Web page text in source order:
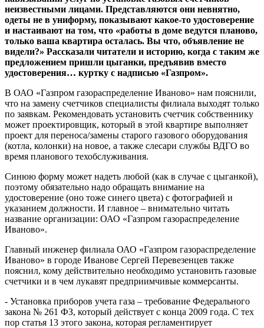
неизвестными лицами. Представляются они невнятно,
одеты не в униформу, показывают какое-то удостоверение
и настаивают на том, что «работы в доме ведутся планово,
только ваша квартира осталась. Вы что, объявление не
видели?» Рассказали читатели и историю, когда с таким же
предложением пришли цыганки, предъявив вместо
удостоверения… куртку с надписью «Газпром».
В ОАО «Газпром газораспределение Иваново» нам пояснили,
что на замену счетчиков специалисты филиала выходят только
по заявкам. Рекомендовать установить счетчик собственнику
может проектировщик, который в этой квартире выполняет
проект для переноса/замены старого газового оборудования
(котла, колонки) на новое, а также слесари службы ВДГО во
время планового техобслуживания.
Синюю форму может надеть любой (как в случае с цыганкой),
поэтому обязательно надо обращать внимание на
удостоверение (оно тоже синего цвета) с фотографией и
указанием должности. И главное – внимательно читать
название организации: ОАО «Газпром газораспределение
Иваново».
Главный инженер филиала ОАО «Газпром газораспределение
Иваново» в городе Иванове Сергей Перевезенцев также
пояснил, кому действительно необходимо установить газовые
счетчики и в чем лукавят предприимчивые коммерсанты.
- Установка приборов учета газа – требование Федерального
закона № 261 ФЗ, который действует с конца 2009 года. С тех
пор статья 13 этого закона, которая регламентирует